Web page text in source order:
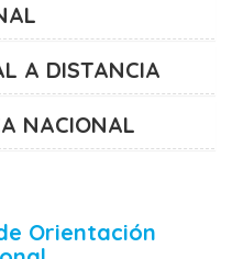
A DISTANCIA
NACIONAL
Orientación